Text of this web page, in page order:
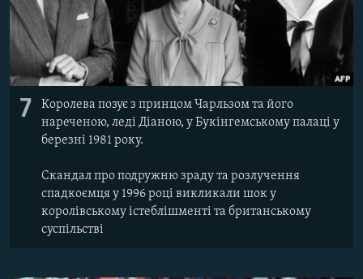
7
Королева позує з принцом Чарльзом та його
нареченою, леді Діаною, у Букінгемському палаці у
березні 1981 року.
Скандал про подружню зраду та розлучення
спадкоємця у 1996 році викликали шок у
королівському істеблішменті та британському
суспільстві